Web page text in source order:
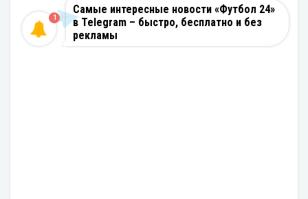
Самые интересные новости «Футбол 24»
в Telegram – быстро, бесплатно и без
рекламы
1